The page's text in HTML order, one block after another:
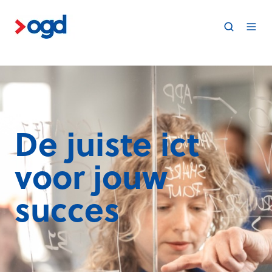
De juiste ict
voorjouw
succes